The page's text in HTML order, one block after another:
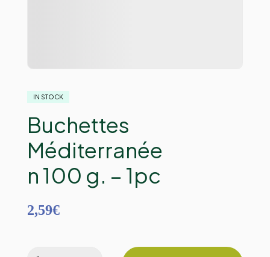
IN STOCK
Buchettes
Méditerranée
n 100 g. – 1pc
2,59€